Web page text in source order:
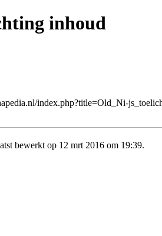
inhoud
index.php?title=Old_Ni-
bewerkt op 12 mrt 2016 om 19:39.